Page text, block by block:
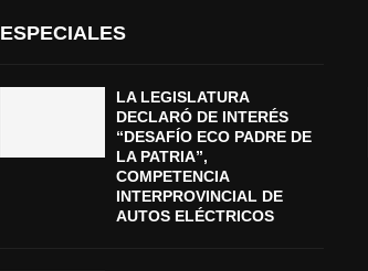
ESPECIALES
LA LEGISLATURA
DECLARÓ DE INTERÉS
“DESAFÍO ECO PADRE DE
LA PATRIA”,
COMPETENCIA
INTERPROVINCIAL DE
AUTOS ELÉCTRICOS